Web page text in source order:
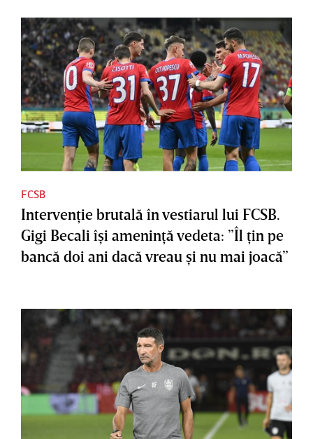
FCSB
Intervenţie brutală în vestiarul lui FCSB.
Gigi Becali îşi ameninţă vedeta: ”Îl ţin pe
bancă doi ani dacă vreau şi nu mai joacă”